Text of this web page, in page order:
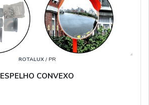
ROTALUX/ PR
ESPELHO CONVEXO